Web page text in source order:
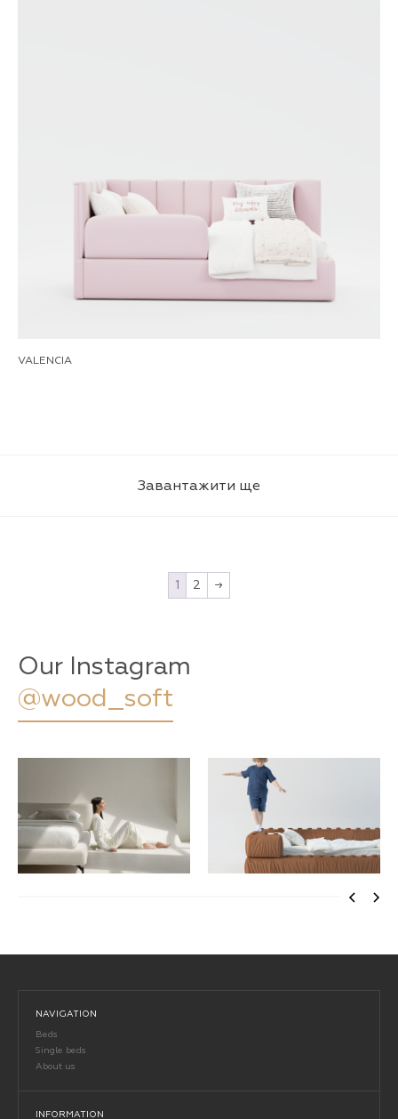
VALENCIA
Завантажити ще
1 2 →
Our Instagram
@wood_soft
NAVIGATION
Beds
Single beds
About us
INFORMATION